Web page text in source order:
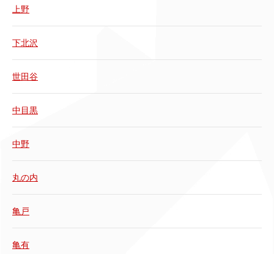
上野
下北沢
世田谷
中目黒
中野
丸の内
亀戸
亀有